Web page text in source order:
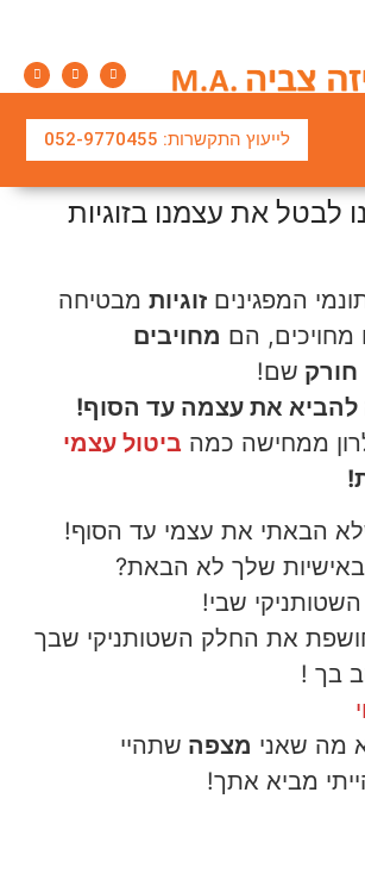
לייעוץ התקשרות: 052-9770455
לבטל את עצמנו בזוגיות
המפגינים זוגיות מבטיחה
הם מחויבים
חורק שם!
להביא את עצמה עד הסוף!
ממחישה כמה ביטול עצמי
הבאתי את עצמי עד הסוף!
שלך לא הבאת?
שבי!
את החלק השטותניקי שבך
בך !
מה שאני מצפה שתהיי
מביא אתך!